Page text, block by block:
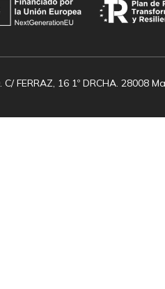
FERRAZ, 16 1º DRCHA. 28008